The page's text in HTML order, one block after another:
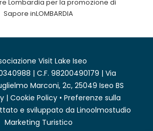
Lombardia per la promozione di
Sapore inLOMBARDIA
Visit Lake Iseo
| C.F. 98200490179 | Via
Marconi, 2c, 25049 Iseo BS
| Cookie Policy • Preferenze sulla
e sviluppato da Linoolmostudio
Marketing Turistico